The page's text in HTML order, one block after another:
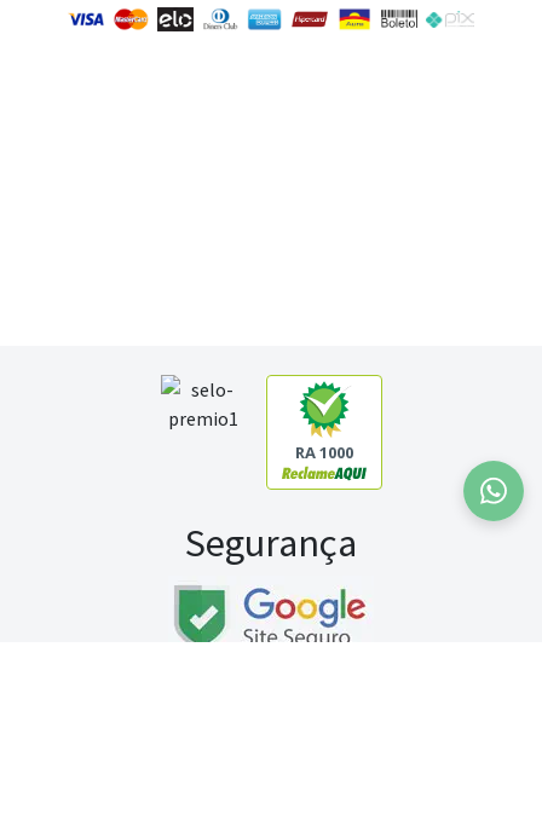
RA 1000
Segurança